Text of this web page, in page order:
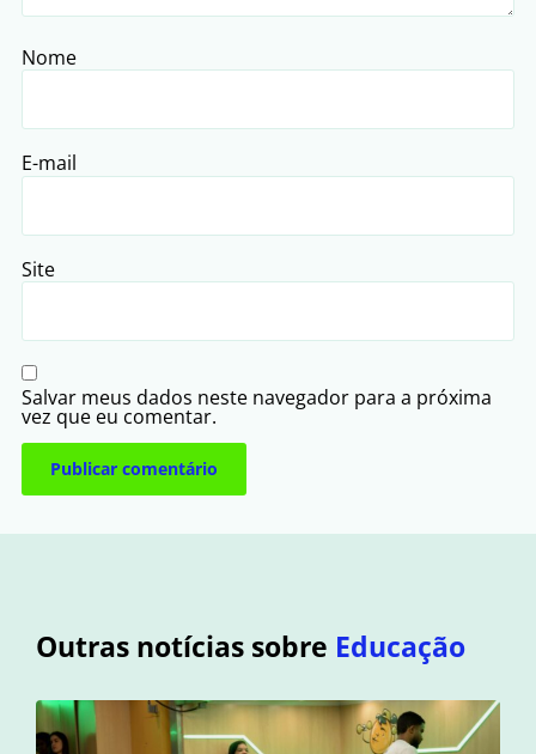
Nome
E-mail
Site
Salvar meus dados neste navegador para a próxima
vez que eu comentar.
Outras notícias sobre Educação